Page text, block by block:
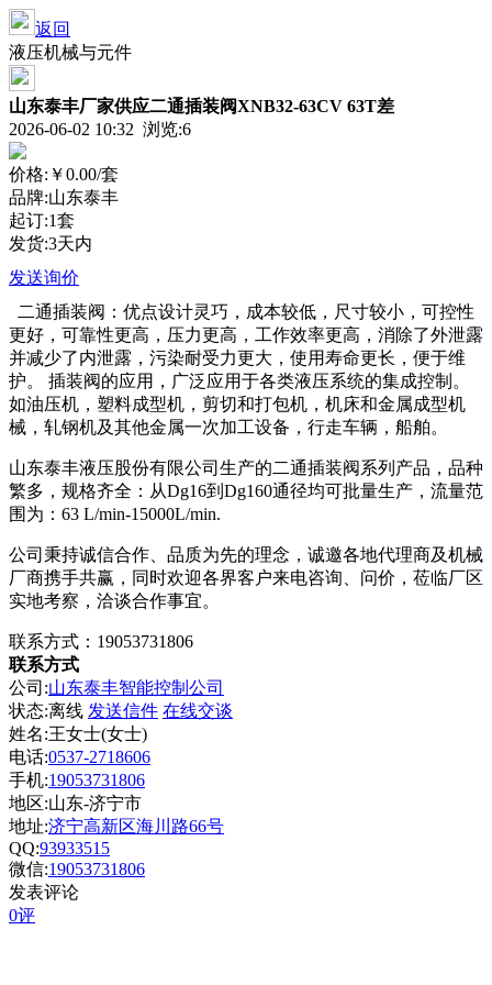
返回
液压机械与元件
山东泰丰厂家供应二通插装阀XNB32-63CV 63T差
2026-06-02 10:32 浏览:6
价格: ￥0.00/套
品牌:山东泰丰
起订:1套
发货:3天内
发送询价
二通插装阀：优点设计灵巧，成本较低，尺寸较小，可控性
更好，可靠性更高，压力更高，工作效率更高，消除了外泄露
并减少了内泄露，污染耐受力更大，使用寿命更长，便于维
护。 插装阀的应用，广泛应用于各类液压系统的集成控制。
如油压机，塑料成型机，剪切和打包机，机床和金属成型机
械，轧钢机及其他金属一次加工设备，行走车辆，船舶。
山东泰丰液压股份有限公司生产的二通插装阀系列产品，品种
繁多，规格齐全：从Dg16到Dg160通径均可批量生产，流量范
围为：63 L/min-15000L/min.
公司秉持诚信合作、品质为先的理念，诚邀各地代理商及机械
厂商携手共赢，同时欢迎各界客户来电咨询、问价，莅临厂区
实地考察，洽谈合作事宜。
联系方式：19053731806
联系方式
公司:山东泰丰智能控制公司
状态:离线 发送信件 在线交谈
姓名:王女士(女士)
电话:0537-2718606
手机:19053731806
地区:山东-济宁市
地址:济宁高新区海川路66号
QQ:93933515
微信:19053731806
发表评论
0评